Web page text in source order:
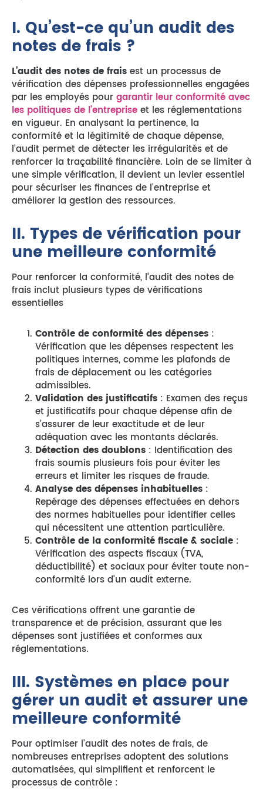
I. Qu’est-ce qu’un audit des
notes de frais ?
L’audit des notes de frais est un processus de
vérification des dépenses professionnelles engagées
par les employés pour garantir leur conformité avec
les politiques de l’entreprise et les réglementations
en vigueur. En analysant la pertinence, la
conformité et la légitimité de chaque dépense,
l’audit permet de détecter les irrégularités et de
renforcer la traçabilité financière. Loin de se limiter à
une simple vérification, il devient un levier essentiel
pour sécuriser les finances de l’entreprise et
améliorer la gestion des ressources.
II. Types de vérification pour
une meilleure conformité
Pour renforcer la conformité, l’audit des notes de
frais inclut plusieurs types de vérifications
essentielles
Contrôle de conformité des dépenses :
Vérification que les dépenses respectent les
politiques internes, comme les plafonds de
frais de déplacement ou les catégories
admissibles.
Validation des justificatifs : Examen des reçus
et justificatifs pour chaque dépense afin de
s’assurer de leur exactitude et de leur
adéquation avec les montants déclarés.
Détection des doublons : Identification des
frais soumis plusieurs fois pour éviter les
erreurs et limiter les risques de fraude.
Analyse des dépenses inhabituelles :
Repérage des dépenses effectuées en dehors
des normes habituelles pour identifier celles
qui nécessitent une attention particulière.
Contrôle de la conformité fiscale & sociale :
Vérification des aspects fiscaux (TVA,
déductibilité) et sociaux pour éviter toute non-
conformité lors d’un audit externe.
Ces vérifications offrent une garantie de
transparence et de précision, assurant que les
dépenses sont justifiées et conformes aux
réglementations.
III. Systèmes en place pour
gérer un audit et assurer une
meilleure conformité
Pour optimiser l’audit des notes de frais, de
nombreuses entreprises adoptent des solutions
automatisées, qui simplifient et renforcent le
processus de contrôle :